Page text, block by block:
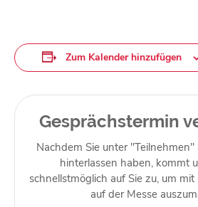
Zum Kalender hinzufügen
Gesprächstermin
Nachdem Sie unter
hinterlassen haben, kommt
schnellstmöglich auf Sie zu, um
auf der Messe